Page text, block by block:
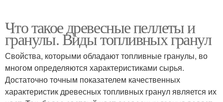
Что такое древесные пеллеты и
гранулы. Виды топливных гранул
Свойства, которыми обладают топливные гранулы, во
многом определяются характеристиками сырья.
Достаточно точным показателем качественных
характеристик древесных топливных гранул является их